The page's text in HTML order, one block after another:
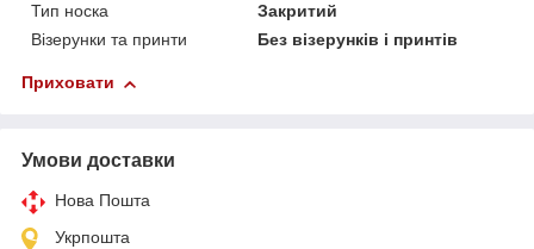
Тип носка
Закритий
Візерунки та принти
Без візерунків і принтів
Приховати
Умови доставки
Нова Пошта
Укрпошта